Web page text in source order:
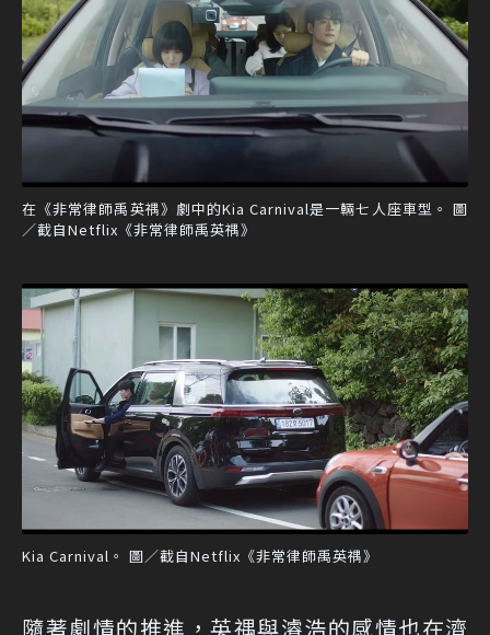
在《非常律師禹英禑》劇中的Kia Carnival是一輛七人座車型。 圖
／截自Netflix《非常律師禹英禑》
Kia Carnival。 圖／截自Netflix《非常律師禹英禑》
隨著劇情的推進，英禑與濬浩的感情也在濟